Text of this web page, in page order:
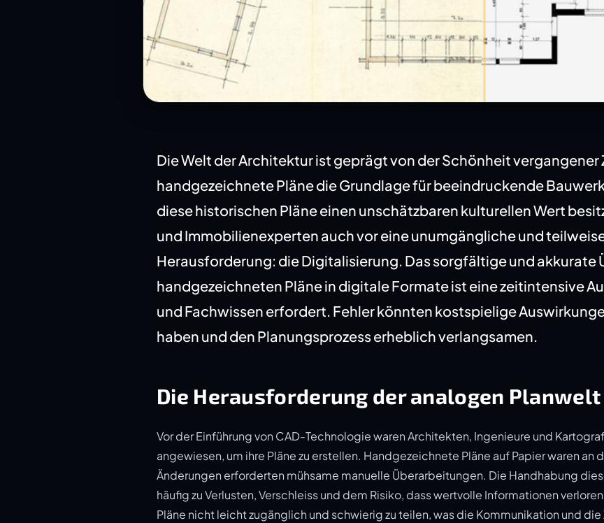
Die Welt der Architektur ist geprägt von der Schönheit vergangener
handgezeichnete Pläne die Grundlage für beeindruckende
diese historischen Pläne einen unschätzbaren kulturellen Wert
und Immobilienexperten auch vor eine unumgängliche und
Herausforderung: die Digitalisierung. Das sorgfältige und akkurate
handgezeichneten Pläne in digitale Formate ist eine zeitintensive
und Fachwissen erfordert. Fehler könnten kostspielige
haben und den Planungsprozess erheblich verlangsamen.
Die Herausforderung der analogen Planwelt
Vor der Einführung von CAD-Technologie waren Architekten, Ingenieure und
angewiesen, um ihre Pläne zu erstellen. Handgezeichnete Pläne auf Papier waren an
Änderungen erforderten mühsame manuelle Überarbeitungen. Die Handhabung
häufig zu Verlusten, Verschleiss und dem Risiko, dass wertvolle Informationen
Pläne nicht leicht zugänglich und schwierig zu teilen, was die Kommunikation und